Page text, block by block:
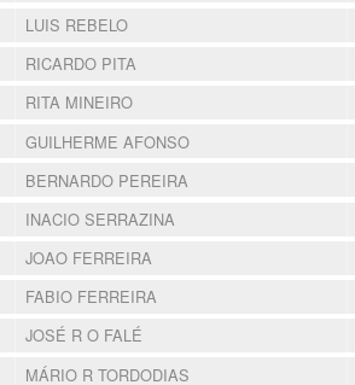
LUIS REBELO
RICARDO PITA
RITA MINEIRO
GUILHERME AFONSO
BERNARDO PEREIRA
INACIO SERRAZINA
JOAO FERREIRA
FABIO FERREIRA
JOSÉ R O FALÉ
MÁRIO R TORDODIAS